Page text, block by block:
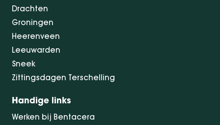
Drachten
Groningen
Heerenveen
Leeuwarden
Sneek
Zittingsdagen Terschelling
Handige links
Werken bij Bentacera